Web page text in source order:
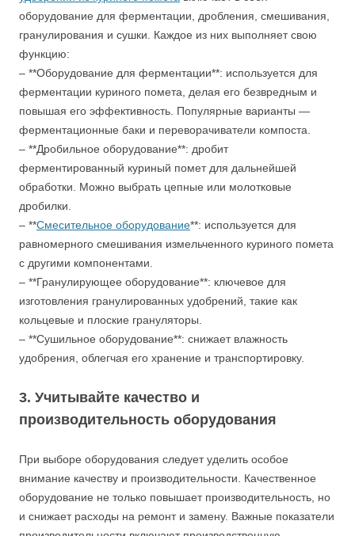
оборудование для ферментации, дробления, смешивания,
гранулирования и сушки. Каждое из них выполняет свою
функцию:
– **Оборудование для ферментации**: используется для
ферментации куриного помета, делая его безвредным и
повышая его эффективность. Популярные варианты —
ферментационные баки и переворачиватели компоста.
– **Дробильное оборудование**: дробит
ферментированный куриный помет для дальнейшей
обработки. Можно выбрать цепные или молотковые
дробилки.
– **Смесительное оборудование**: используется для
равномерного смешивания измельченного куриного помета
с другими компонентами.
– **Гранулирующее оборудование**: ключевое для
изготовления гранулированных удобрений, такие как
кольцевые и плоские грануляторы.
– **Сушильное оборудование**: снижает влажность
удобрения, облегчая его хранение и транспортировку.
3. Учитывайте качество и
производительность оборудования
При выборе оборудования следует уделить особое
внимание качеству и производительности. Качественное
оборудование не только повышает производительность, но
и снижает расходы на ремонт и замену. Важные показатели